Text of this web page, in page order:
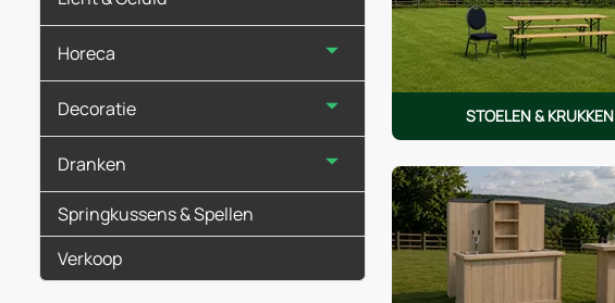
Horeca
Decoratie
Dranken
Springkussens & Spellen
Verkoop
STOELEN & KRUKKEN